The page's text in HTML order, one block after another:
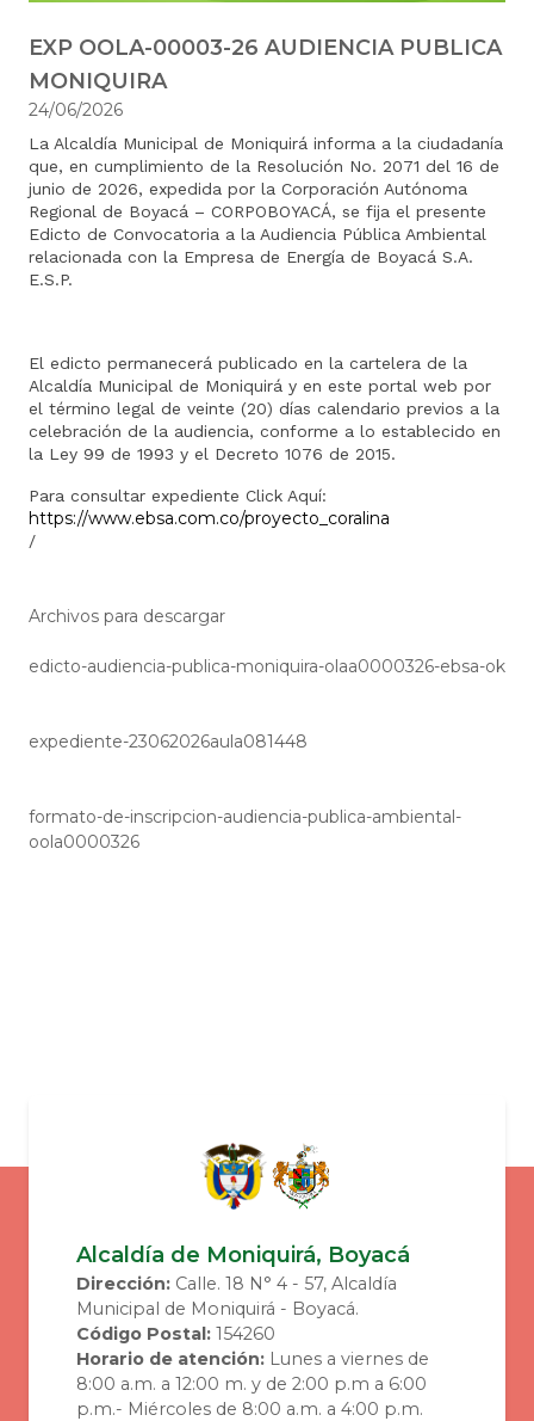
EXP OOLA-00003-26 AUDIENCIA PUBLICA
MONIQUIRA
24/06/2026
La Alcaldía Municipal de Moniquirá informa a la ciudadanía
que, en cumplimiento de la Resolución No. 2071 del 16 de
junio de 2026, expedida por la Corporación Autónoma
Regional de Boyacá – CORPOBOYACÁ, se fija el presente
Edicto de Convocatoria a la Audiencia Pública Ambiental
relacionada con la Empresa de Energía de Boyacá S.A.
E.S.P.
El edicto permanecerá publicado en la cartelera de la
Alcaldía Municipal de Moniquirá y en este portal web por
el término legal de veinte (20) días calendario previos a la
celebración de la audiencia, conforme a lo establecido en
la Ley 99 de 1993 y el Decreto 1076 de 2015.
Para consultar expediente Click Aquí:
https://www.ebsa.com.co/proyecto_coralina
/
Archivos para descargar
edicto-audiencia-publica-moniquira-olaa0000326-ebsa-ok
expediente-23062026aula081448
formato-de-inscripcion-audiencia-publica-ambiental-
oola0000326
Alcaldía de Moniquirá, Boyacá
Dirección: Calle. 18 N° 4 - 57, Alcaldía
Municipal de Moniquirá - Boyacá.
Código Postal: 154260
Horario de atención: Lunes a viernes de
8:00 a.m. a 12:00 m. y de 2:00 p.m a 6:00
p.m.- Miércoles de 8:00 a.m. a 4:00 p.m.